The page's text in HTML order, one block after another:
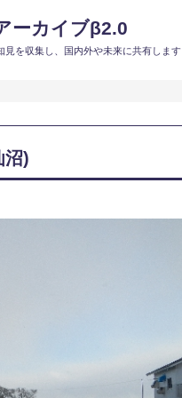
ーカイブβ2.0
を収集し、国内外や未来に共有します
沼)